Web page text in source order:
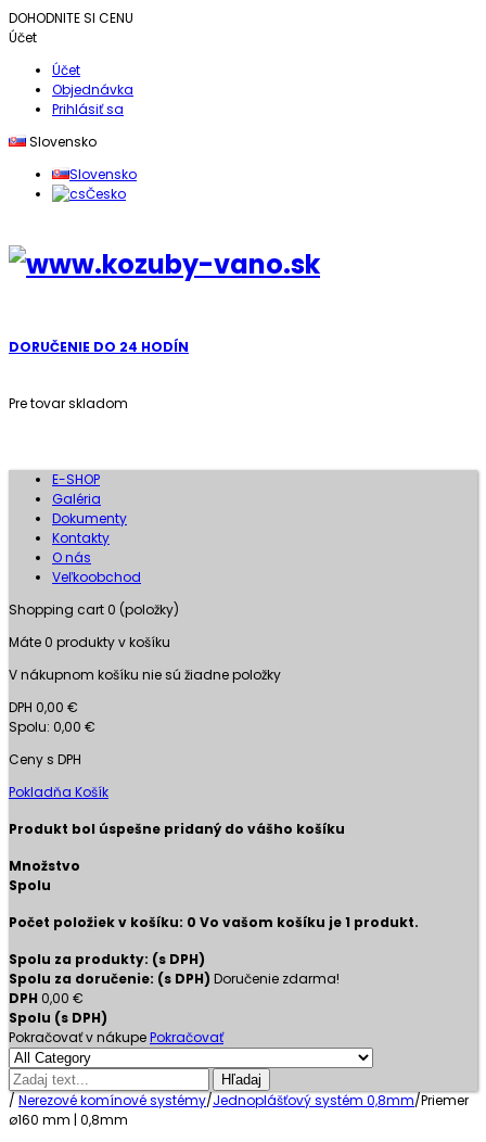
DOHODNITE SI CENU
Účet
Účet
Objednávka
Prihlásiť sa
Slovensko
Slovensko
Česko
DORUČENIE DO 24 HODÍN
Pre tovar skladom
E-SHOP
Galéria
Dokumenty
Kontakty
O nás
Veľkoobchod
Shopping cart0 (položky)
Máte0 produkty v košíku
V nákupnom košíku nie sú žiadne položky
DPH 0,00 €
Spolu: 0,00 €
Ceny s DPH
Pokladňa Košík
Produkt bol úspešne pridaný do vášho košíku
Množstvo
Spolu
Počet položiek v košíku: 0 Vo vašom košíku je 1 produkt.
Spolu za produkty: (s DPH)
Spolu za doručenie: (s DPH) Doručenie zdarma!
DPH 0,00 €
Spolu (s DPH)
Pokračovať v nákupePokračovať
Hľadaj
/ Nerezové komínové systémy/Jednoplášťový systém 0,8mm/Priemer
ø160 mm | 0,8mm